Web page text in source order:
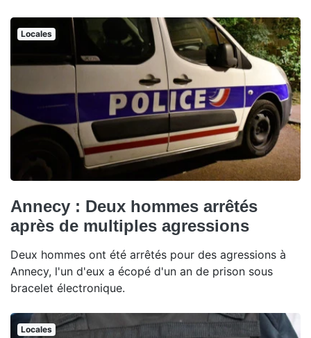
Locales
Annecy : Deux hommes arrêtés
après de multiples agressions
Deux hommes ont été arrêtés pour des agressions à
Annecy, l'un d'eux a écopé d'un an de prison sous
bracelet électronique.
Locales